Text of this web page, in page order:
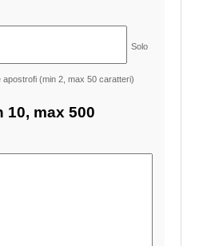
Solo
(min 2, max 50 caratteri)
10, max 500